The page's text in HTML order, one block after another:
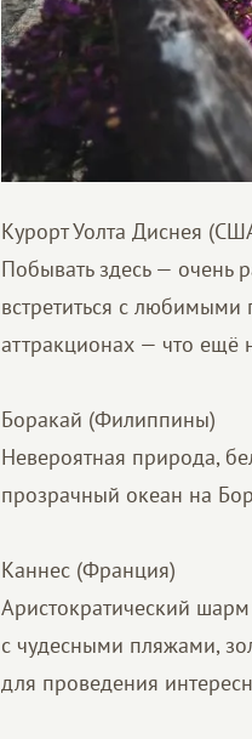
Курорт Уолта Диснея
Побывать здесь — очень
встретиться с любимыми
аттракционах — что ещё
Боракай (Филиппины)
Невероятная природа,
прозрачный океан на
Каннес (Франция)
Аристократический
с чудесными пляжами,
для проведения